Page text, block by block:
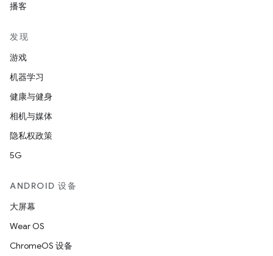
播客
发现
游戏
机器学习
健康与健身
相机与媒体
隐私权政策
5G
ANDROID 设备
大屏幕
Wear OS
ChromeOS 设备